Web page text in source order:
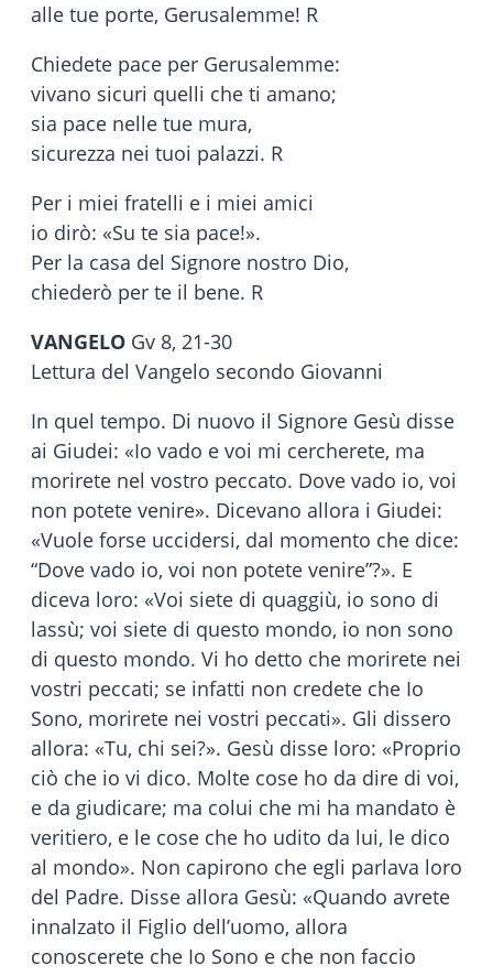
alle tue porte, Gerusalemme! R
Chiedete pace per Gerusalemme:
vivano sicuri quelli che ti amano;
sia pace nelle tue mura,
sicurezza nei tuoi palazzi. R
Per i miei fratelli e i miei amici
io dirò: «Su te sia pace!».
Per la casa del Signore nostro Dio,
chiederò per te il bene. R
VANGELO Gv 8, 21-30
Lettura del Vangelo secondo Giovanni
In quel tempo. Di nuovo il Signore Gesù disse
ai Giudei: «Io vado e voi mi cercherete, ma
morirete nel vostro peccato. Dove vado io, voi
non potete venire». Dicevano allora i Giudei:
«Vuole forse uccidersi, dal momento che dice:
“Dove vado io, voi non potete venire”?». E
diceva loro: «Voi siete di quaggiù, io sono di
lassù; voi siete di questo mondo, io non sono
di questo mondo. Vi ho detto che morirete nei
vostri peccati; se infatti non credete che Io
Sono, morirete nei vostri peccati». Gli dissero
allora: «Tu, chi sei?». Gesù disse loro: «Proprio
ciò che io vi dico. Molte cose ho da dire di voi,
e da giudicare; ma colui che mi ha mandato è
veritiero, e le cose che ho udito da lui, le dico
al mondo». Non capirono che egli parlava loro
del Padre. Disse allora Gesù: «Quando avrete
innalzato il Figlio dell’uomo, allora
conoscerete che Io Sono e che non faccio